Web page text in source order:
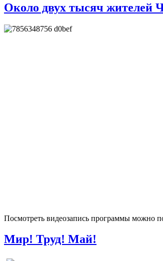
Около двух тысяч
Посмотреть видеозапись программы можно
Мир! Труд! Май!